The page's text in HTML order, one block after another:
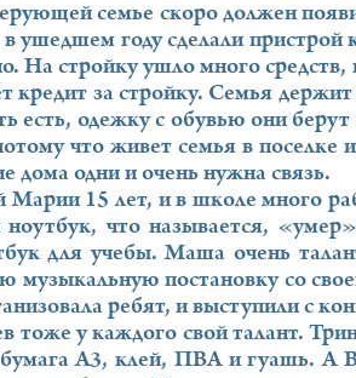
семье скоро должен
ушедшем году сделали
На стройку ушло много
кредит за стройку. Семья
есть, одежку с обувью они берут
что живет семья в поселке
дома одни и очень нужна связь.
Марии 15 лет, и в школе много
ноутбук, что называется,
для учебы. Маша очень
музыкальную постановку со
ребят, и выступили с
тоже у каждого свой талант.
А3, клей, ПВА и гуашь. А